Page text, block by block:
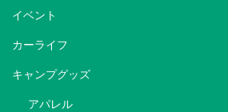
イベント
カーライフ
キャンプグッズ
アパレル